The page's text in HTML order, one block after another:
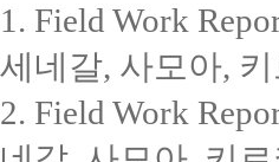
1. Field Work
세네갈, 사모아,
2. Field Work